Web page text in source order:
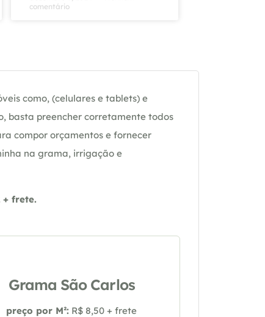
comentário
como, (celulares e tablets) e
basta preencher corretamente todos
compor orçamentos e fornecer
na grama, irrigação e
frete.
Grama São Carlos
preço por M²: R$ 8,50 + frete